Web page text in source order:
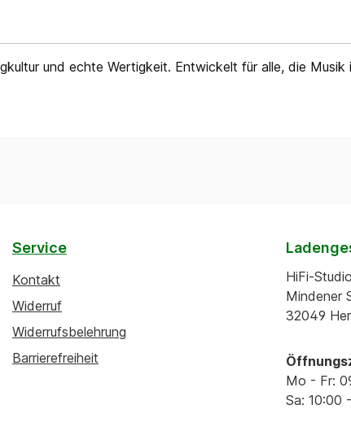
und echte Wertigkeit. Entwickelt für alle, die Musik
Service
Kontakt
Widerruf
Widerrufsbelehrung
Barrierefreiheit
HiFi-
Mindener
32049
Mo - Fr:
Sa: 10:00